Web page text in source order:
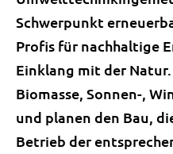
Schwerpunkt
Profis für nachhaltige
Einklang mit der
Biomasse, Sonnen-,
und planen den Bau,
Betrieb der